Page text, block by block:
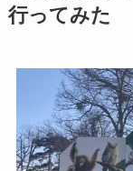
行ってみた